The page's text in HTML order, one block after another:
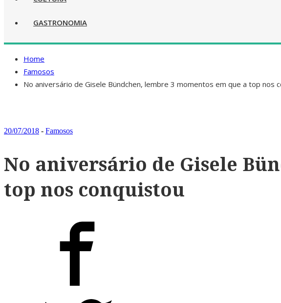
GASTRONOMIA
Home
Famosos
No aniversário de Gisele Bündchen, lembre 3 momentos em que a top nos
20/07/2018 - Famosos
No aniversário de Gisele
top nos conquistou